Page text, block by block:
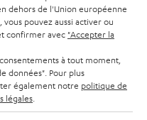
dehors de l'Union européenne
pouvez aussi activer ou
confirmer avec "Accepter la
à tout moment,
données". Pour plus
également notre politique de
légales